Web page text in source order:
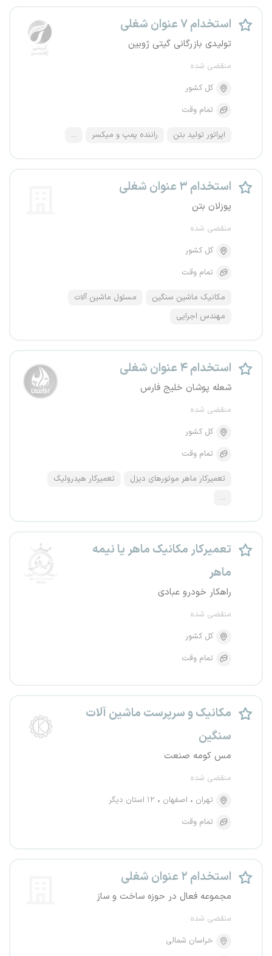
استخدام ۷ عنوان شغلی
تولیدی بازرگانی گیتی ژوبین
منقضی شده
کل کشور
تمام وقت
اپراتور تولید بتن راننده پمپ و میکسر ...
استخدام ۳ عنوان شغلی
پوزلان بتن
منقضی شده
کل کشور
تمام وقت
مکانیک ماشین سنگین
مسئول ماشین آلات
مهندس اجرایی
استخدام ۴ عنوان شغلی
شعله پوشان خلیج فارس
منقضی شده
کل کشور
تمام وقت
تعمیرکار ماهر موتورهای دیزل
تعمیرکار هیدرولیک
...
تعمیرکار مکانیک ماهر یا نیمه
ماهر
راهکار خودرو عبادی
منقضی شده
کل کشور
تمام وقت
مکانیک و سرپرست ماشین آلات
سنگین
مس کومه صنعت
منقضی شده
تهران
اصفهان
۱۲ استان دیگر
تمام وقت
استخدام ۲ عنوان شغلی
مجموعه فعال در حوزه ساخت و ساز
منقضی شده
خراسان شمالی